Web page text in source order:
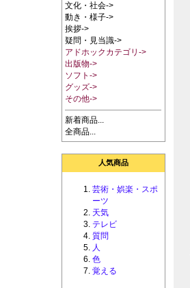
文化・社会->
動き・様子->
挨拶->
疑問・見当識->
アドホックカテゴリ->
出版物->
ソフト->
グッズ->
その他->
新着商品...
全商品...
人気商品
芸術・娯楽・スポ
ーツ
天気
テレビ
質問
人
色
覚える